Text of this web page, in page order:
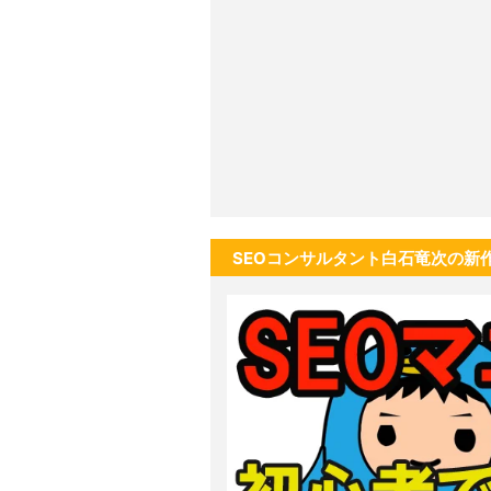
SEOコンサルタント白石竜次の新